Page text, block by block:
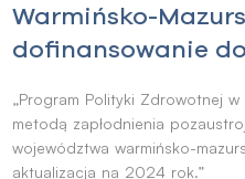
Warmińsko-
dofinansowanie
„Program Polityki Zdrowotnej
metodą zapłodnienia
województwa warmińsko-
aktualizacja na 2024 rok.”